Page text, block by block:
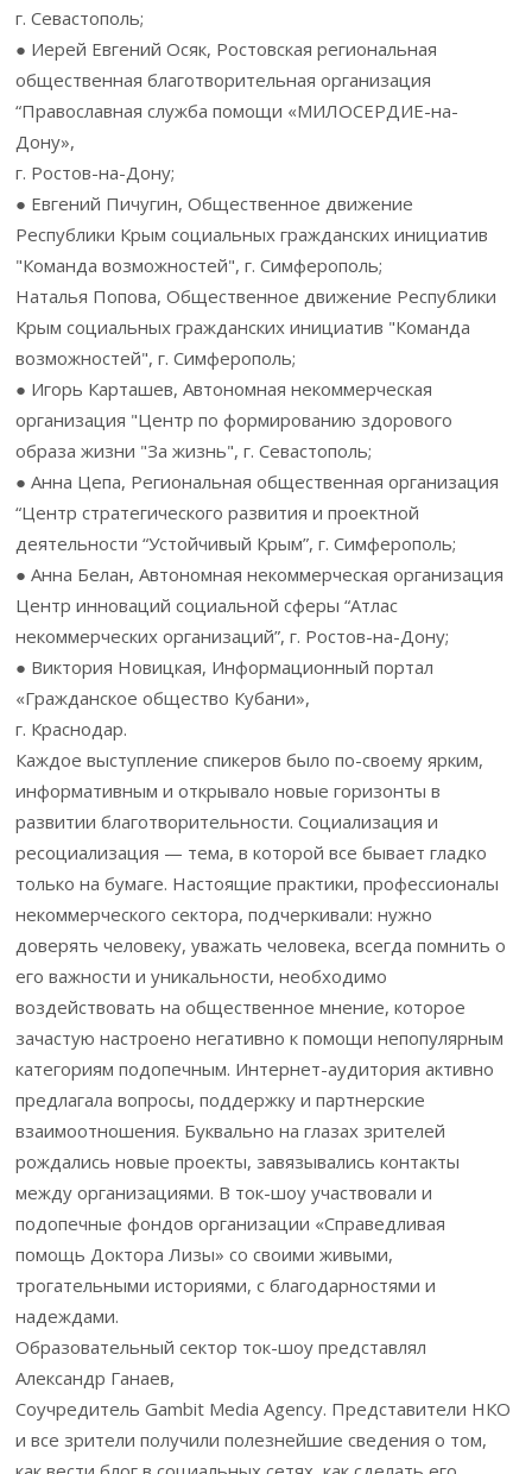
г. Севастополь;
● Иерей Евгений Осяк, Ростовская региональная
общественная благотворительная организация
“Православная служба помощи «МИЛОСЕРДИЕ-на-
Дону»,
г. Ростов-на-Дону;
● Евгений Пичугин, Общественное движение
Республики Крым социальных гражданских инициатив
"Команда возможностей", г. Симферополь;
Наталья Попова, Общественное движение Республики
Крым социальных гражданских инициатив "Команда
возможностей", г. Симферополь;
● Игорь Карташев, Автономная некоммерческая
организация "Центр по формированию здорового
образа жизни "За жизнь", г. Севастополь;
● Анна Цепа, Региональная общественная организация
“Центр стратегического развития и проектной
деятельности “Устойчивый Крым”, г. Симферополь;
● Анна Белан, Автономная некоммерческая организация
Центр инноваций социальной сферы “Атлас
некоммерческих организаций”, г. Ростов-на-Дону;
● Виктория Новицкая, Информационный портал
«Гражданское общество Кубани»,
г. Краснодар.
Каждое выступление спикеров было по-своему ярким,
информативным и открывало новые горизонты в
развитии благотворительности. Социализация и
ресоциализация — тема, в которой все бывает гладко
только на бумаге. Настоящие практики, профессионалы
некоммерческого сектора, подчеркивали: нужно
доверять человеку, уважать человека, всегда помнить о
его важности и уникальности, необходимо
воздействовать на общественное мнение, которое
зачастую настроено негативно к помощи непопулярным
категориям подопечным. Интернет-аудитория активно
предлагала вопросы, поддержку и партнерские
взаимоотношения. Буквально на глазах зрителей
рождались новые проекты, завязывались контакты
между организациями. В ток-шоу участвовали и
подопечные фондов организации «Справедливая
помощь Доктора Лизы» со своими живыми,
трогательными историями, с благодарностями и
надеждами.
Образовательный сектор ток-шоу представлял
Александр Ганаев,
Соучредитель Gambit Media Agency. Представители НКО
и все зрители получили полезнейшие сведения о том,